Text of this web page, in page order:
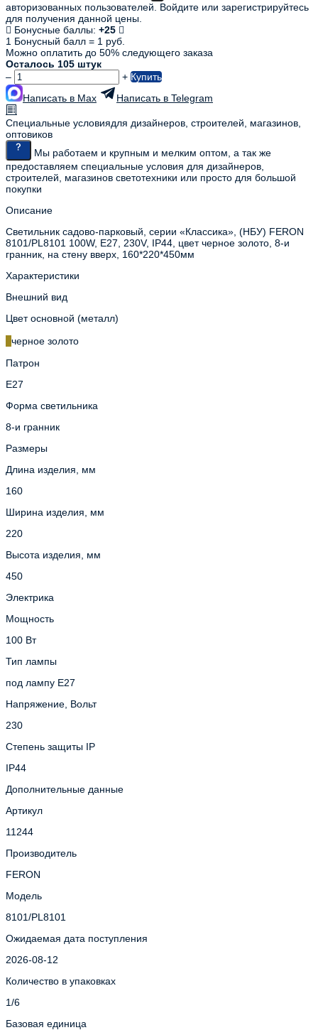
авторизованных пользователей. Войдите или зарегистрируйтесь
для получения данной цены.
Бонусные баллы: +25
1 Бонусный балл = 1 руб.
Можно оплатить до 50% следующего заказа
Осталось 105 штук
–
+ Купить
Написать в Max
Написать в Telegram
Специальные условиядля дизайнеров, строителей, магазинов,
оптовиков
Мы работаем и крупным и мелким оптом, а так же
предоставляем специальные условия для дизайнеров,
строителей, магазинов светотехники или просто для большой
покупки
Описание
Светильник садово-парковый, серии «Классика», (НБУ) FERON
8101/PL8101 100W, E27, 230V, IP44, цвет черное золото, 8-и
гранник, на стену вверх, 160*220*450мм
Характеристики
Внешний вид
Цвет основной (металл)
черное золото
Патрон
E27
Форма светильника
8-и гранник
Размеры
Длина изделия, мм
160
Ширина изделия, мм
220
Высота изделия, мм
450
Электрика
Мощность
100 Вт
Тип лампы
под лампу Е27
Напряжение, Вольт
230
Степень защиты IP
IP44
Дополнительные данные
Артикул
11244
Производитель
FERON
Модель
8101/PL8101
Ожидаемая дата поступления
2026-08-12
Количество в упаковках
1/6
Базовая единица